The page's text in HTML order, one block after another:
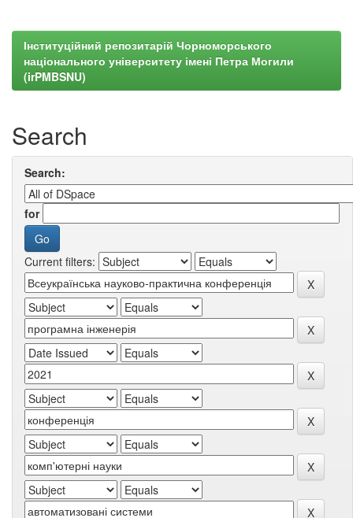
Інституційний репозитарій Чорноморського
національного університету імені Петра Могили
(irPMBSNU)
Search
Search:
for
Current filters: